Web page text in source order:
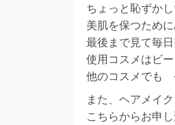
ちょっと恥ずか
美肌を保つため
最後まで見て毎日
使用コスメはビ
他のコスメでも
また、ヘアメイ
こちらからお申